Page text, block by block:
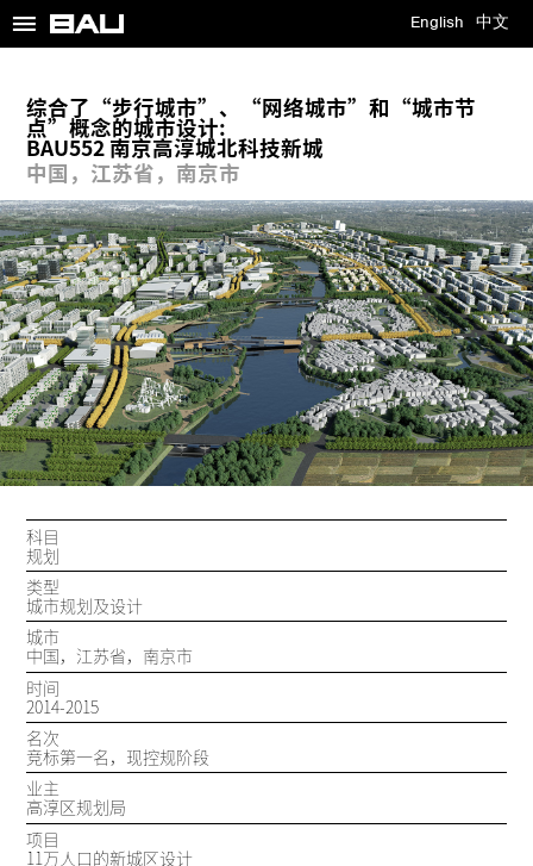
≡ English 中文
综合了“步行城市”、“网络城市”和“城市节
点”概念的城市设计:
BAU552 南京高淳城北科技新城
中国，江苏省，南京市
科目
规划
类型
城市规划及设计
城市
中国，江苏省，南京市
时间
2014-2015
名次
竞标第一名，现控规阶段
业主
高淳区规划局
项目
11万人口的新城区设计